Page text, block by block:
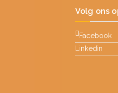
Volg ons
Facebook
Linkedin